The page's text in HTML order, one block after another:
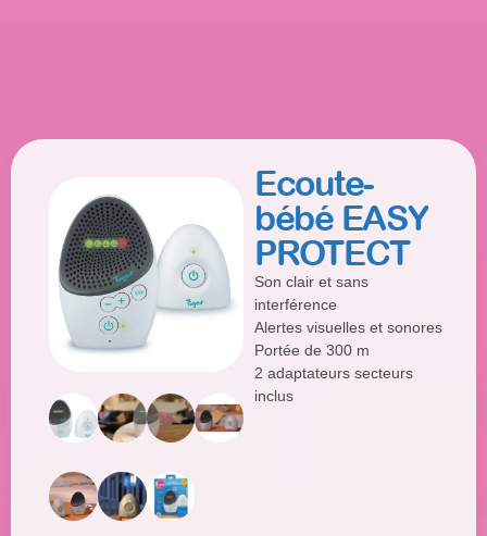
Ecoute-
bébé EASY
PROTECT
Son clair et sans
interférence
Alertes visuelles et sonores
Portée de 300 m
2 adaptateurs secteurs
inclus